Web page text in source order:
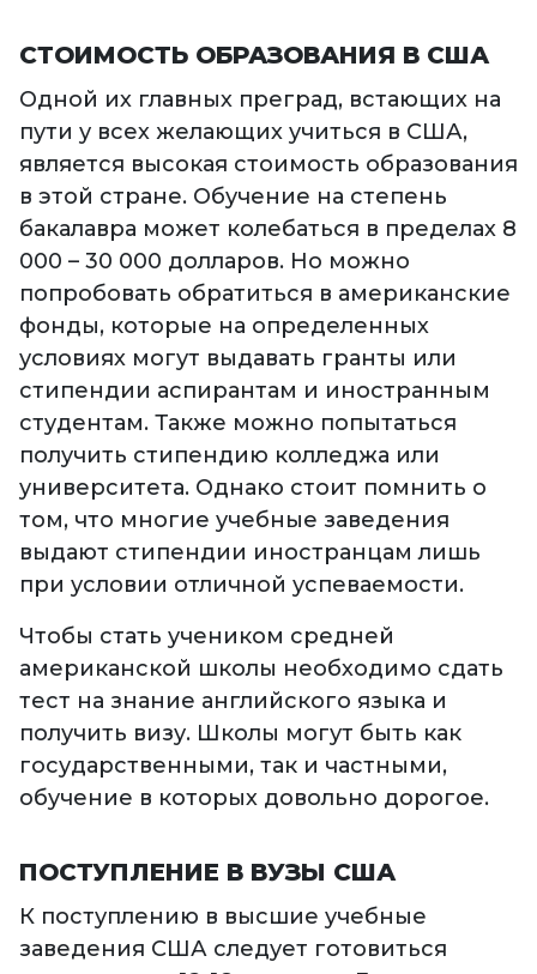
СТОИМОСТЬ ОБРАЗОВАНИЯ В США
Одной их главных преград, встающих на
пути у всех желающих учиться в США,
является высокая стоимость образования
в этой стране. Обучение на степень
бакалавра может колебаться в пределах 8
000 – 30 000 долларов. Но можно
попробовать обратиться в американские
фонды, которые на определенных
условиях могут выдавать гранты или
стипендии аспирантам и иностранным
студентам. Также можно попытаться
получить стипендию колледжа или
университета. Однако стоит помнить о
том, что многие учебные заведения
выдают стипендии иностранцам лишь
при условии отличной успеваемости.
Чтобы стать учеником средней
американской школы необходимо сдать
тест на знание английского языка и
получить визу. Школы могут быть как
государственными, так и частными,
обучение в которых довольно дорогое.
ПОСТУПЛЕНИЕ В ВУЗЫ США
К поступлению в высшие учебные
заведения США следует готовиться